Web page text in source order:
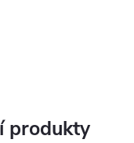
produkty